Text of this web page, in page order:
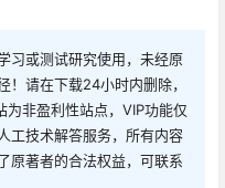
习或测试研究使用，未经原
！请在下载24小时内删除，
为非盈利性站点，VIP功能仅
工技术解答服务，所有内容
原著者的合法权益，可联系